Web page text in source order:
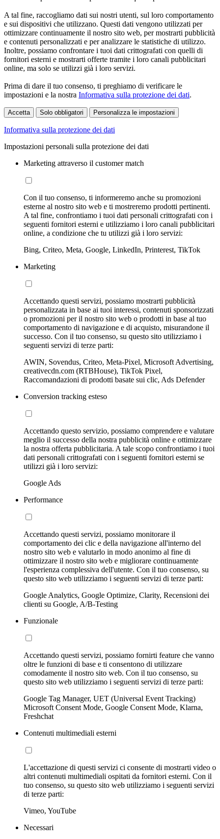
A tal fine, raccogliamo dati sui nostri utenti, sul loro comportamento
e sui dispositivi che utilizzano. Questi dati vengono utilizzati per
ottimizzare continuamente il nostro sito web, per mostrarti pubblicità
e contenuti personalizzati e per analizzare le statistiche di utilizzo.
Inoltre, possiamo confrontare i tuoi dati crittografati con quelli di
fornitori esterni e mostrarti offerte tramite i loro canali pubblicitari
online, ma solo se utilizzi già i loro servizi.
Prima di dare il tuo consenso, ti preghiamo di verificare le
impostazioni e la nostra Informativa sulla protezione dei dati.
Accetta Solo obbligatori Personalizza le impostazioni
Informativa sulla protezione dei dati
Impostazioni personali sulla protezione dei dati
Marketing attraverso il customer match
Con il tuo consenso, ti informeremo anche su promozioni
esterne al nostro sito web e ti mostreremo prodotti pertinenti.
A tal fine, confrontiamo i tuoi dati personali crittografati con i
seguenti fornitori esterni e utilizziamo i loro canali pubblicitari
online, a condizione che tu utilizzi già i loro servizi:
Bing, Criteo, Meta, Google, LinkedIn, Printerest, TikTok
Marketing
Accettando questi servizi, possiamo mostrarti pubblicità
personalizzata in base ai tuoi interessi, contenuti sponsorizzati
o promozioni per il nostro sito web o prodotti in base al tuo
comportamento di navigazione e di acquisto, misurandone il
successo. Con il tuo consenso, su questo sito utilizziamo i
seguenti servizi di terze parti:
AWIN, Sovendus, Criteo, Meta-Pixel, Microsoft Advertising,
creativecdn.com (RTBHouse), TikTok Pixel,
Raccomandazioni di prodotti basate sui clic, Ads Defender
Conversion tracking esteso
Accettando questo servizio, possiamo comprendere e valutare
meglio il successo della nostra pubblicità online e ottimizzare
la nostra offerta pubblicitaria. A tale scopo confrontiamo i tuoi
dati personali crittografati con i seguenti fornitori esterni se
utilizzi già i loro servizi:
Google Ads
Performance
Accettando questi servizi, possiamo monitorare il
comportamento dei clic e della navigazione all'interno del
nostro sito web e valutarlo in modo anonimo al fine di
ottimizzare il nostro sito web e migliorare continuamente
l'esperienza complessiva dell'utente. Con il tuo consenso, su
questo sito web utilizziamo i seguenti servizi di terze parti:
Google Analytics, Google Optimize, Clarity, Recensioni dei
clienti su Google, A/B-Testing
Funzionale
Accettando questi servizi, possiamo fornirti feature che vanno
oltre le funzioni di base e ti consentono di utilizzare
comodamente il nostro sito web. Con il tuo consenso, su
questo sito web utilizziamo i seguenti servizi di terze parti:
Google Tag Manager, UET (Universal Event Tracking)
Microsoft Consent Mode, Google Consent Mode, Klarna,
Freshchat
Contenuti multimediali esterni
L'accettazione di questi servizi ci consente di mostrarti video o
altri contenuti multimediali ospitati da fornitori esterni. Con il
tuo consenso, su questo sito web utilizziamo i seguenti servizi
di terze parti:
Vimeo, YouTube
Necessari